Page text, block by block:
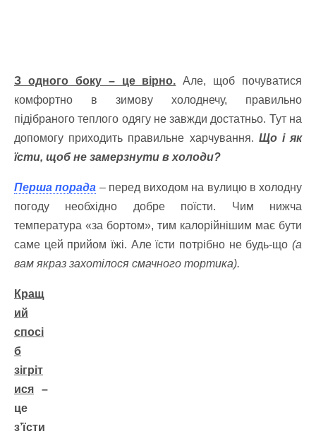
З одного боку – це вірно. Але, щоб почуватися
комфортно в зимову холоднечу, правильно
підібраного теплого одягу не завжди достатньо. Тут на
допомогу приходить правильне харчування. Що і як
їсти, щоб не замерзнути в холоди?
Перша порада – перед виходом на вулицю в холодну
погоду необхідно добре поїсти. Чим нижча
температура «за бортом», тим калорійнішим має бути
саме цей прийом їжі. Але їсти потрібно не будь-що (а
вам якраз захотілося смачного тортика).
Кращ
ий
спосі
б
зігріт
ися –
це
з’їсти